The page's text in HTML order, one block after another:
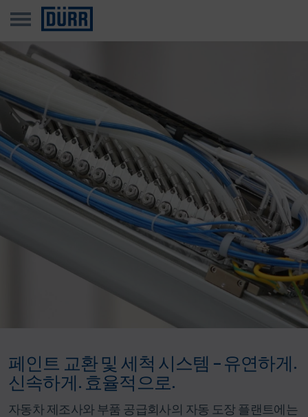
페인트 교환 및 세척 시스템 – 유연하게.
신속하게. 효율적으로.
자동차 제조사와 부품 공급회사의 자동 도장 플랜트에는